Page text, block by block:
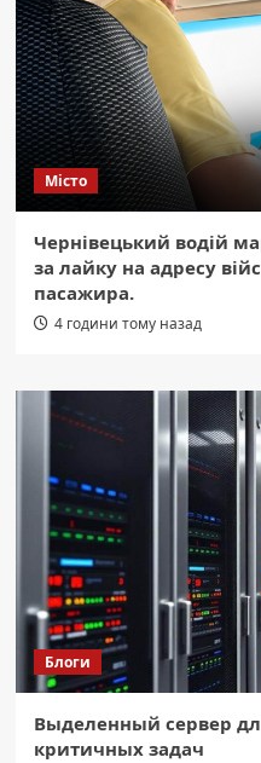
Місто
Чернівецький водій
за лайку на адресу
пасажира.
4 години тому назад
Блоги
Выделенный сервер
критичных задач